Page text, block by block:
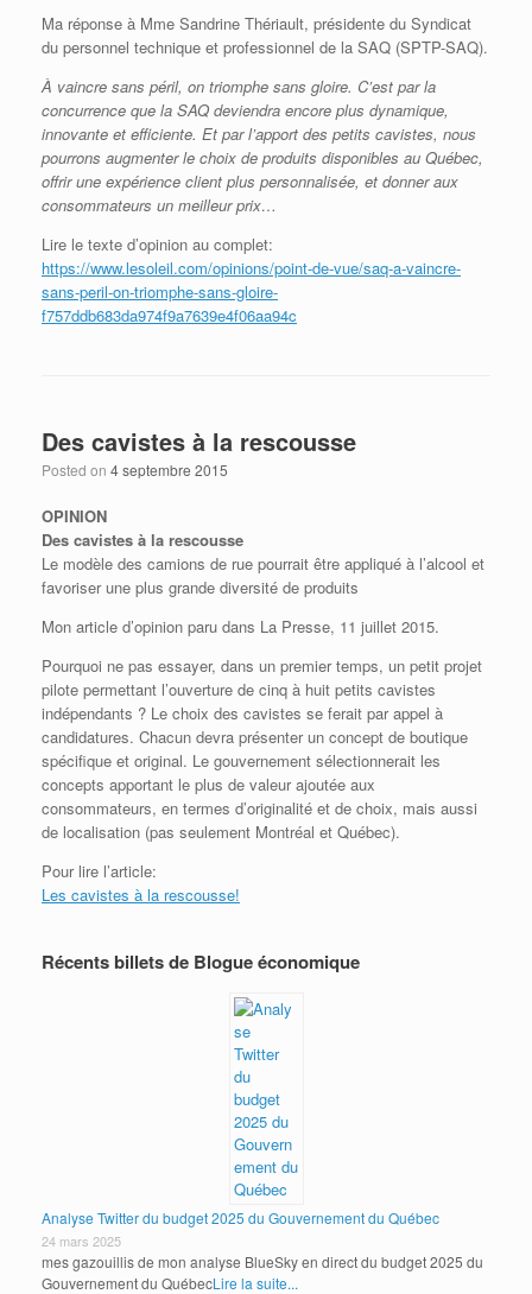
Ma réponse à Mme Sandrine Thériault, présidente du Syndicat
du personnel technique et professionnel de la SAQ (SPTP-SAQ).
À vaincre sans péril, on triomphe sans gloire. C’est par la
concurrence que la SAQ deviendra encore plus dynamique,
innovante et efficiente. Et par l’apport des petits cavistes, nous
pourrons augmenter le choix de produits disponibles au Québec,
offrir une expérience client plus personnalisée, et donner aux
consommateurs un meilleur prix…
Lire le texte d’opinion au complet:
https://www.lesoleil.com/opinions/point-de-vue/saq-a-vaincre-
sans-peril-on-triomphe-sans-gloire-
f757ddb683da974f9a7639e4f06aa94c
Des cavistes à la rescousse
Posted on 4 septembre 2015
OPINION
Des cavistes à la rescousse
Le modèle des camions de rue pourrait être appliqué à l’alcool et
favoriser une plus grande diversité de produits
Mon article d’opinion paru dans La Presse, 11 juillet 2015.
Pourquoi ne pas essayer, dans un premier temps, un petit projet
pilote permettant l’ouverture de cinq à huit petits cavistes
indépendants ? Le choix des cavistes se ferait par appel à
candidatures. Chacun devra présenter un concept de boutique
spécifique et original. Le gouvernement sélectionnerait les
concepts apportant le plus de valeur ajoutée aux
consommateurs, en termes d’originalité et de choix, mais aussi
de localisation (pas seulement Montréal et Québec).
Pour lire l’article:
Les cavistes à la rescousse!
Récents billets de Blogue économique
Analyse Twitter du budget 2025 du Gouvernement du Québec
24 mars 2025
mes gazouillis de mon analyse BlueSky en direct du budget 2025 du
Gouvernement du QuébecLire la suite...